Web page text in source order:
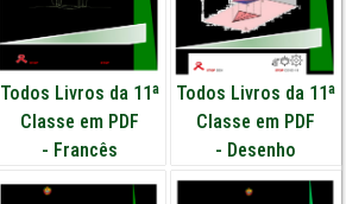
Todos Livros da 11ª
Classe em PDF
- Francês
Todos Livros da 11ª
Classe em PDF
- Desenho